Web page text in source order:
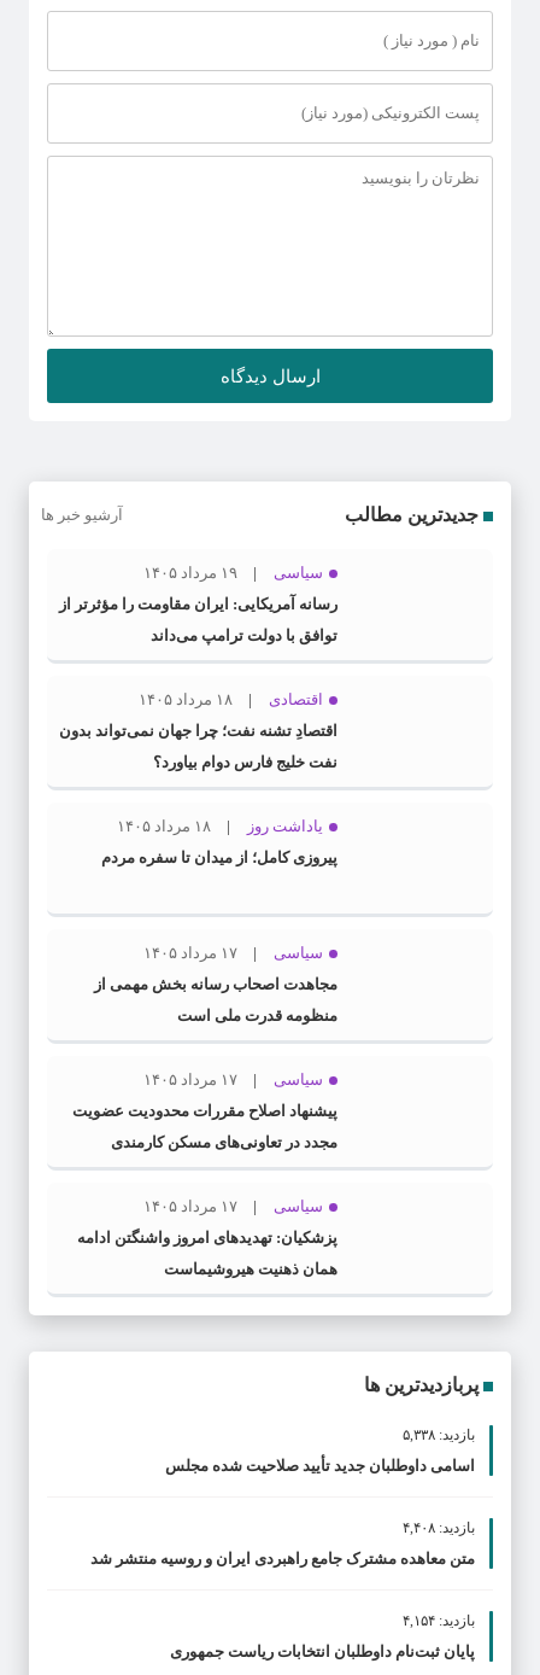
جدیدترین مطالب آرشیو خبر ها
سیاسی
۱۹ مرداد ۱۴۰۵
رسانه آمریکایی: ایران مقاومت را مؤثرتر از
توافق با دولت ترامپ می‌داند
اقتصادی
۱۸ مرداد ۱۴۰۵
اقتصادِ تشنه‌ نفت؛ چرا جهان نمی‌تواند بدون
نفت خلیج فارس دوام بیاورد؟
یاداشت روز
۱۸ مرداد ۱۴۰۵
پیروزی کامل؛ از میدان تا سفره مردم
سیاسی
۱۷ مرداد ۱۴۰۵
مجاهدت اصحاب رسانه بخش مهمی از
منظومه قدرت ملی است
سیاسی
۱۷ مرداد ۱۴۰۵
پیشنهاد اصلاح مقررات محدودیت عضویت
مجدد در تعاونی‌های مسکن کارمندی
سیاسی
۱۷ مرداد ۱۴۰۵
پزشکیان: تهدیدهای امروز واشنگتن ادامه
همان ذهنیت هیروشیماست
پربازدیدترین ها
بازدید: ۵,۳۳۸
اسامی داوطلبان جدید تأیید صلاحیت شده مجلس
بازدید: ۴,۴۰۸
متن معاهده مشترک جامع راهبردی ایران و روسیه منتشر شد
بازدید: ۴,۱۵۴
پایان ثبت‌نام داوطلبان انتخابات ریاست جمهوری